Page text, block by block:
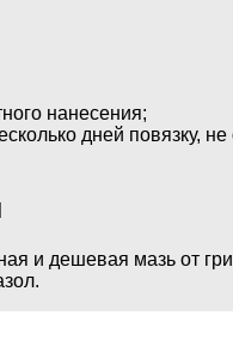
нанесения;
дней повязку, не
и дешевая мазь от